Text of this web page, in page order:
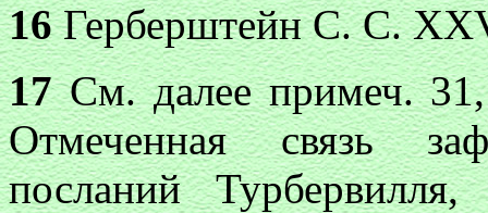
16Герберштейн С. С.
17См. далее примеч.
Отмеченная связь
посланий